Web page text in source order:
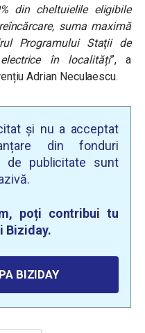
din cheltuielile eligibile
suma maximă
Programului Staţii de
în localități”, a
Adrian Neculaescu.
și nu a acceptat
din fonduri
de publicitate sunt
poți contribui tu
Biziday.
BIZIDAY